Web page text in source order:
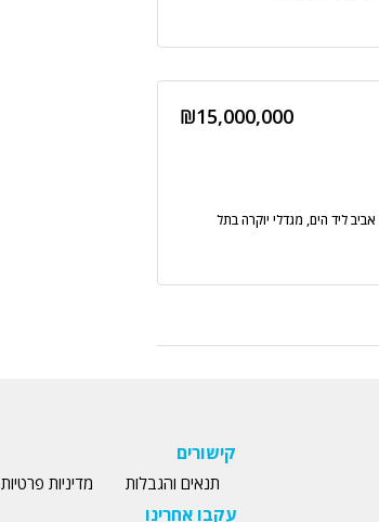
₪15,000,000
ליד הים, מגדלי יוקרה בתל
קישורים
תנאים והגבלות מדיניות פרטיות
עקבו אחרינו